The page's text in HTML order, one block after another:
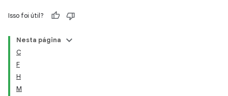
Isso foi útil?
Nesta página
C
F
H
M